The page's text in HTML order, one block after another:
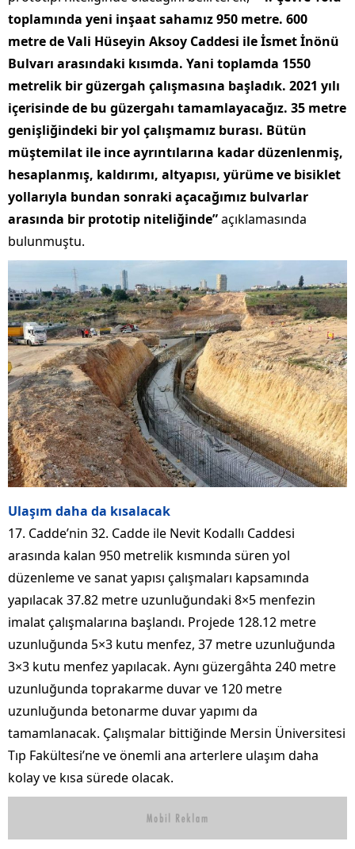
toplamında yeni inşaat sahamız 950 metre. 600
metre de Vali Hüseyin Aksoy Caddesi ile İsmet İnönü
Bulvarı arasındaki kısımda. Yani toplamda 1550
metrelik bir güzergah çalışmasına başladık. 2021 yılı
içerisinde de bu güzergahı tamamlayacağız. 35 metre
genişliğindeki bir yol çalışmamız burası. Bütün
müştemilat ile ince ayrıntılarına kadar düzenlenmiş,
hesaplanmış, kaldırımı, altyapısı, yürüme ve bisiklet
yollarıyla bundan sonraki açacağımız bulvarlar
arasında bir prototip niteliğinde”açıklamasında
bulunmuştu.
Ulaşım daha da kısalacak
17. Cadde’nin 32. Cadde ile Nevit Kodallı Caddesi
arasında kalan 950 metrelik kısmında süren yol
düzenleme ve sanat yapısı çalışmaları kapsamında
yapılacak 37.82 metre uzunluğundaki 8×5 menfezin
imalat çalışmalarına başlandı. Projede 128.12 metre
uzunluğunda 5×3 kutu menfez, 37 metre uzunluğunda
3×3 kutu menfez yapılacak. Aynı güzergâhta 240 metre
uzunluğunda toprakarme duvar ve 120 metre
uzunluğunda betonarme duvar yapımı da
tamamlanacak. Çalışmalar bittiğinde Mersin Üniversitesi
Tıp Fakültesi’ne ve önemli ana arterlere ulaşım daha
kolay ve kısa sürede olacak.